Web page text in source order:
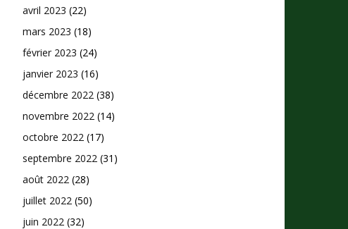
avril 2023 (22)
mars 2023 (18)
février 2023 (24)
janvier 2023 (16)
décembre 2022 (38)
novembre 2022 (14)
octobre 2022 (17)
septembre 2022 (31)
août 2022 (28)
juillet 2022 (50)
juin 2022 (32)